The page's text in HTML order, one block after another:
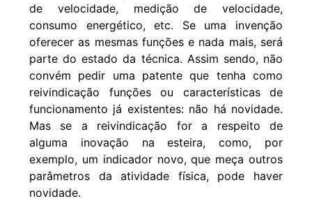
de velocidade, medição de velocidade,
consumo energético, etc. Se uma invenção
oferecer as mesmas funções e nada mais, será
parte do estado da técnica. Assim sendo, não
convém pedir uma patente que tenha como
reivindicação funções ou características de
funcionamento já existentes: não há novidade.
Mas se a reivindicação for a respeito de
alguma inovação na esteira, como, por
exemplo, um indicador novo, que meça outros
parâmetros da atividade física, pode haver
novidade.